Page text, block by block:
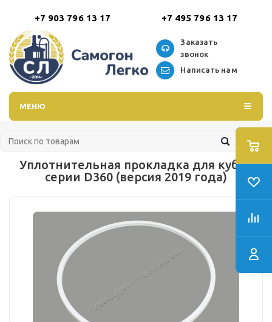
+7 903 796 13 17 +7 495 796 13 17
Заказать
звонок
Написать нам
МЕНЮ
Уплотнительная прокладка для кубов
серии D360 (версия 2019 года)